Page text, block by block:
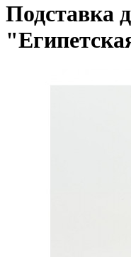
Подставка